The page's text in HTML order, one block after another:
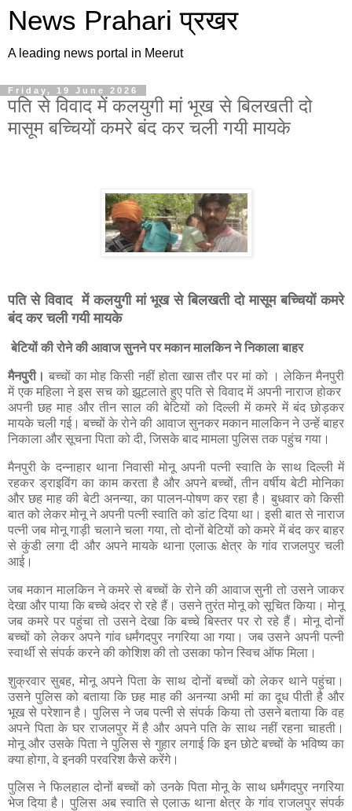
News Prahari प्रखर
A leading news portal in Meerut
Friday, 19 June 2026
पति से विवाद में कलयुगी मां भूख से बिलखती दो
मासूम बच्चियों कमरे बंद कर चली गयी मायके
पति से विवाद में कलयुगी मां भूख से बिलखती दो मासूम बच्चियों कमरे
बंद कर चली गयी मायके
बेटियों की रोने की आवाज सुनने पर मकान मालकिन ने निकाला बाहर
मैनपुरी। बच्चों का मोह किसी नहीं होता खास तौर पर मां को । लेकिन मैनपुरी
में एक महिला ने इस सच को झूटलाते हुए पति से विवाद में अपनी नाराज होकर
अपनी छह माह और तीन साल की बेटियों को दिल्ली में कमरे में बंद छोड़कर
मायके चली गई। बच्चों के रोने की आवाज सुनकर मकान मालकिन ने उन्हें बाहर
निकाला और सूचना पिता को दी, जिसके बाद मामला पुलिस तक पहुंच गया।
मैनपुरी के दन्नाहार थाना निवासी मोनू अपनी पत्नी स्वाति के साथ दिल्ली में
रहकर ड्राइविंग का काम करता है और अपने बच्चों, तीन वर्षीय बेटी मोनिका
और छह माह की बेटी अनन्या, का पालन-पोषण कर रहा है। बुधवार को किसी
बात को लेकर मोनू ने अपनी पत्नी स्वाति को डांट दिया था। इसी बात से नाराज
पत्नी जब मोनू गाड़ी चलाने चला गया, तो दोनों बेटियों को कमरे में बंद कर बाहर
से कुंडी लगा दी और अपने मायके थाना एलाऊ क्षेत्र के गांव राजलपुर चली
आई।
जब मकान मालकिन ने कमरे से बच्चों के रोने की आवाज सुनी तो उसने जाकर
देखा और पाया कि बच्चे अंदर रो रहे हैं। उसने तुरंत मोनू को सूचित किया। मोनू
जब कमरे पर पहुंचा तो उसने देखा कि बच्चे बिस्तर पर रो रहे हैं। मोनू दोनों
बच्चों को लेकर अपने गांव धर्मंगदपुर नगरिया आ गया। जब उसने अपनी पत्नी
स्वार्थी से संपर्क करने की कोशिश की तो उसका फोन स्विच ऑफ मिला।
शुक्रवार सुबह, मोनू अपने पिता के साथ दोनों बच्चों को लेकर थाने पहुंचा।
उसने पुलिस को बताया कि छह माह की अनन्या अभी मां का दूध पीती है और
भूख से परेशान है। पुलिस ने जब पत्नी से संपर्क किया तो उसने बताया कि वह
अपने पिता के घर राजलपुर में है और अपने पति के साथ नहीं रहना चाहती।
मोनू और उसके पिता ने पुलिस से गुहार लगाई कि इन छोटे बच्चों के भविष्य का
क्या होगा, वे इनकी परवरिश कैसे करेंगे।
पुलिस ने फिलहाल दोनों बच्चों को उनके पिता मोनू के साथ धर्मंगदपुर नगरिया
भेज दिया है। पुलिस अब स्वाति से एलाऊ थाना क्षेत्र के गांव राजलपुर संपर्क